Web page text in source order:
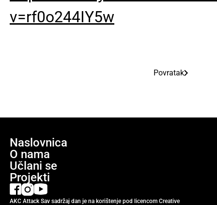
v=rf0o244IY5w
Povratak
Naslovnica
O nama
Učlani se
Projekti
AKC Attack Sav sadržaj dan je na korištenje pod licencom Creative